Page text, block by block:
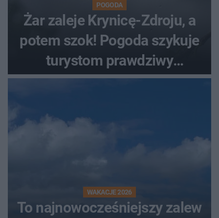
POGODA
Żar zaleje Krynicę-Zdroju, a
potem szok! Pogoda szykuje
turystom prawdziwy
rollercoaster
WAKACJE 2026
To najnowocześniejszy zalew